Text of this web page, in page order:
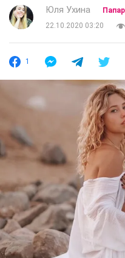
Юля Ухина
22.10.2020 03:20
1